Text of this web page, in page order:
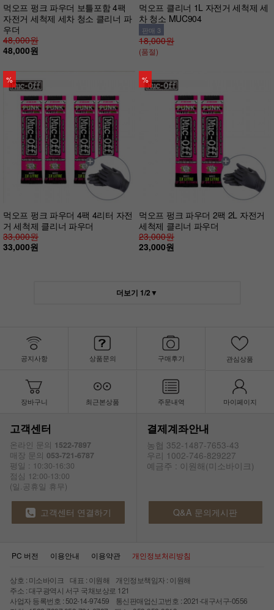
먹오프 펑크 파우더 보틀포함 4팩
자전거 세척제 세차 청소 클리너 파
우더
48,000원
48,000원
먹오프 클리너 1L 자전거 세척제 세
차 청소 MUC904
판매 3
18,000원
(품절)
%
먹오프 펑크 파우더 4팩 4리터 자전
거 세척제 클리너 파우더
33,000원
33,000원
%
먹오프 펑크 파우더 2팩 2L 자전거
세척제 클리너 파우더
23,000원
23,000원
더보기 1/2▼
공지사항 상품문의 구매후기 관심상품
장바구니 최근본상품 주문내역 마이페이지
고객센터
온라인 문의 1522-7897
매장 문의 053-721-6787
평일 : 10:30-16:30
점심 12:00-13:00
(일.공휴일 휴무)
결제계좌안내
농협 352-1487-7653-43
우리 1002-746-829227
예금주 : 이원해(미소바이크)
고객센터 연결하기 Q&A 문의게시판
PC 버전 이용안내 이용약관 개인정보처리방침
상호 : 미소바이크 대표 : 이원해 개인정보책임자 : 이원해
주소 : 대구광역시 서구 국채보상로 121
사업자 등록번호 : 502-14-97459 통신판매업신고번호 : 2021-대구서구-0556